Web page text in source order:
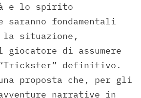
e lo spirito
saranno fondamentali
situazione,
giocatore di assumere
definitivo.
proposta che, per gli
narrative in